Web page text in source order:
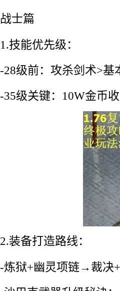
战士篇
1.技能优先级：
-28级前：攻杀剑术>基
-35级关键：10W金币
2.装备打造路线：
-炼狱+幽灵项链→裁决